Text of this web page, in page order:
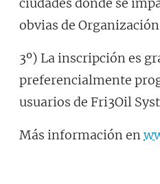
obvias de
3º) La inscripción es
preferencialmente
usuarios de Fri3Oil
Más información en